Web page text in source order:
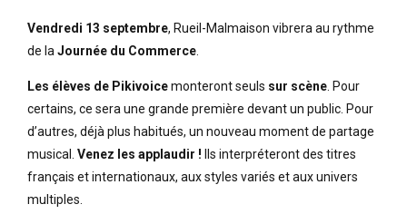
Vendredi 13 septembre, Rueil-Malmaison vibrera au rythme
de la Journée du Commerce
Les élèves de Pikivoicemonteront seuls sur scène . Pour
certains, ce sera une grande première devant un public. Pour
d’autres, déjà plus habitués, un nouveau moment de partage
musical. Venez les applaudir ! Ils interpréteront des titres
français et internationaux, aux styles variés et aux univers
multiples.